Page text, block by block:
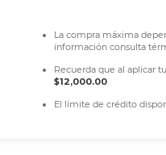
La compra máxima
información consulta
Recuerda que al aplicar
$12,000.00
El límite de crédito